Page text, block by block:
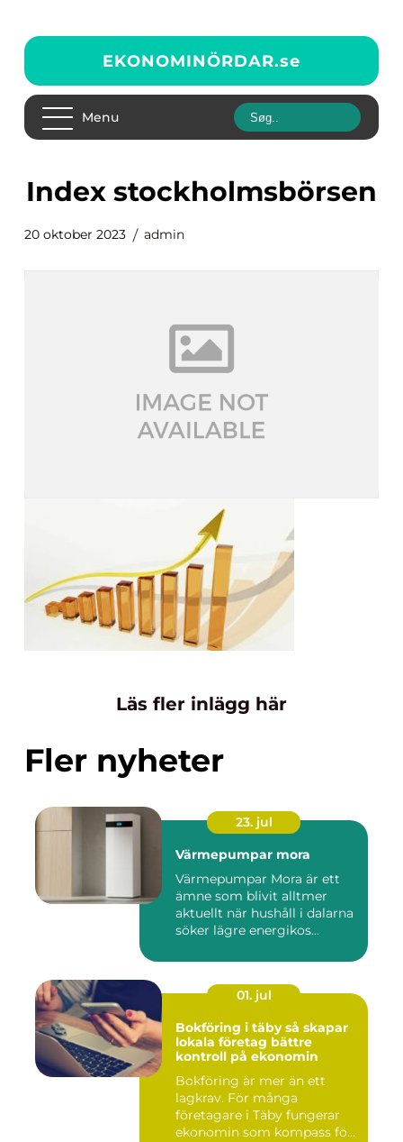
EKONOMINÖRDAR.se
Menu
index stockholmsbörsen
20 oktober 2023 admin
Läs fler inlägg här
Fler nyheter
23. jul
Värmepumpar mora
Värmepumpar Mora är ett
ämne som blivit alltmer
aktuellt när hushåll i dalarna
söker lägre energikos...
01. jul
Bokföring i täby så skapar
lokala företag bättre
kontroll på ekonomin
Bokföring är mer än ett
lagkrav. För många
företagare i Täby fungerar
ekonomin som kompass för